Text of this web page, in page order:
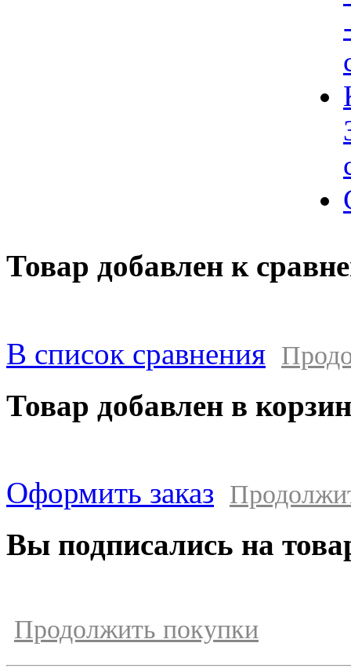
Товар добавлен к
В список сравнения
Товар добавлен в
Оформить заказ
Вы подписались на
Продолжить покупки